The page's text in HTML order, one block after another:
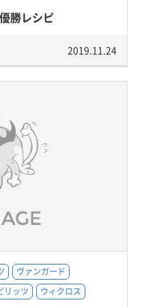
勝レシピ
2019.11.24
ヴァンガード
リッツ ウィクロス